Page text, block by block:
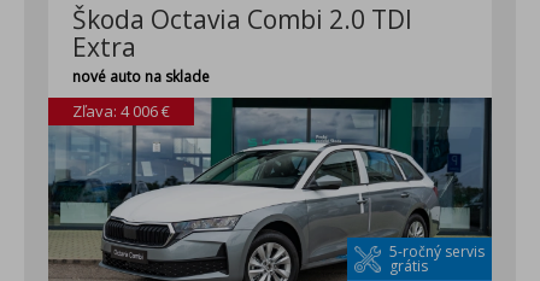
Škoda Octavia Combi 2.0 TDI
Extra
nové auto na sklade
5-ročný servis
grátis
Zľava: 4 006 €